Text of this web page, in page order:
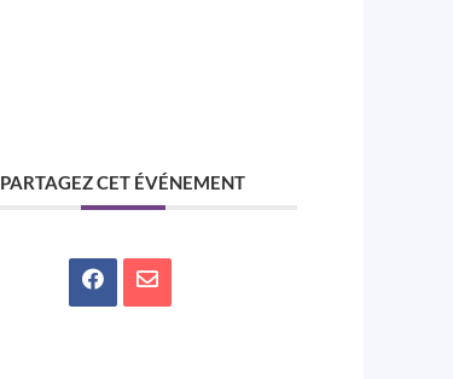
PARTAGEZ CET ÉVÉNEMENT